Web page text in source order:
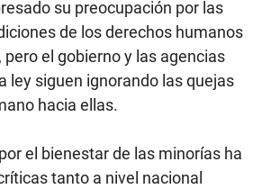
su preocupación por las
de los derechos humanos
el gobierno y las agencias
ley siguen ignorando las quejas
hacia ellas.
el bienestar de las minorías ha
tanto a nivel nacional